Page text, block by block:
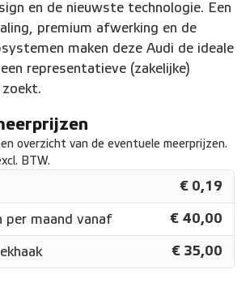
en de nieuwste technologie. Een
premium afwerking en de
maken deze Audi de ideale
representatieve (zakelijke)
overzicht van de eventuele meerprijzen.
BTW.
€ 0,19
per maand vanaf € 40,00
€ 35,00